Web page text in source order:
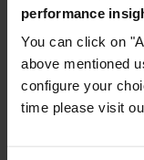
performance
You can click on
above mentioned
configure your
time please visit
gingembre, le
jusqu'à ce que
Étape 2
Former des
chocolat fondu.
Étape 3